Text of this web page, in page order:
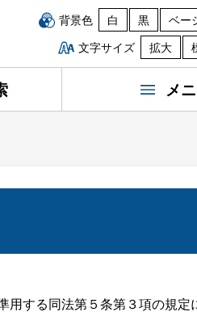
背景色 白 黒
ベー
文字サイズ
拡大
メ
する同法第５条第３項の規定